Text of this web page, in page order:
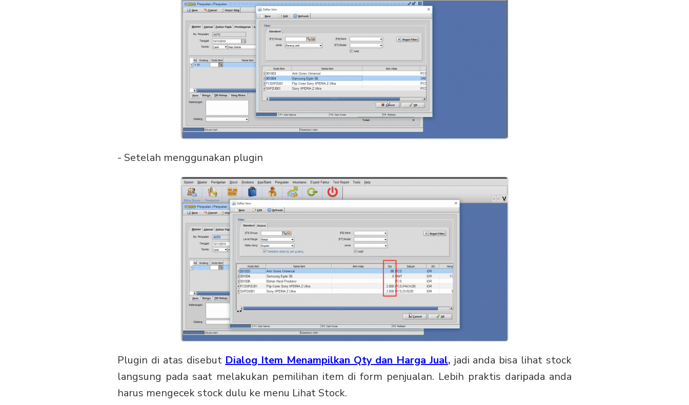
- Setelah menggunakan plugin
Plugin di atas disebut Dialog Item Menampilkan Qty dan Harga Jual, jadi anda bisa lihat stock
langsung pada saat melakukan pemilihan item di form penjualan. Lebih praktis daripada anda
harus mengecek stock dulu ke menu Lihat Stock.